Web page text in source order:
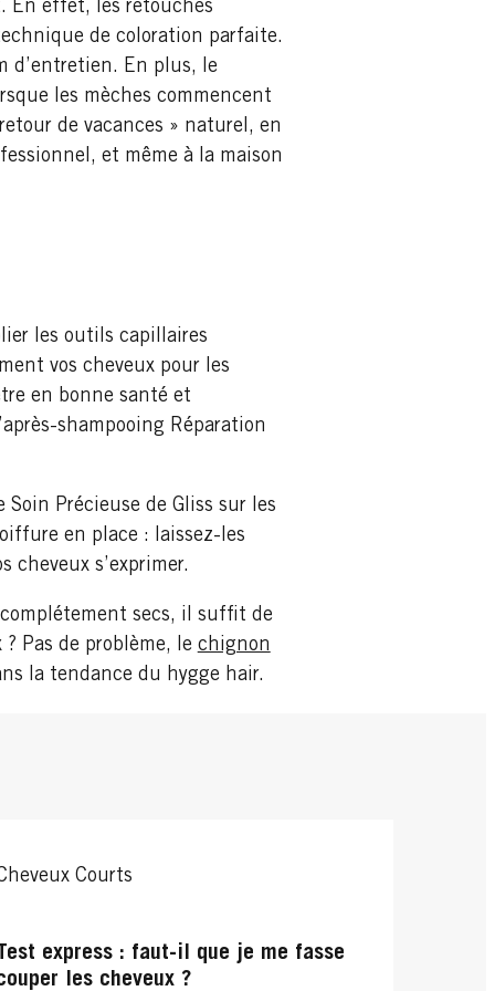
En effet, les retouches
de coloration parfaite.
d’entretien. En plus, le
les mèches commencent
de vacances » naturel, en
et même à la maison
les outils capillaires
vos cheveux pour les
en bonne santé et
shampooing Réparation
Précieuse de Gliss sur les
en place : laissez-les
s’exprimer.
secs, il suffit de
Pas de problème, le chignon
la tendance du hygge hair.
Courts
express : faut-il que je me fasse
les cheveux ?